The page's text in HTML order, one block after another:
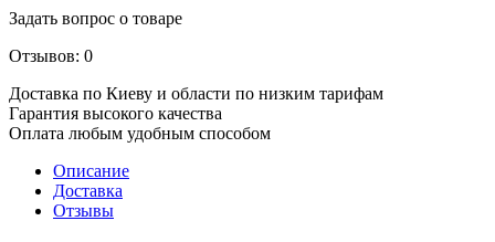
Задать вопрос о товаре
Отзывов: 0
Доставка по Киеву и области по низким тарифам
Гарантия высокого качества
Оплата любым удобным способом
Описание
Доставка
Отзывы